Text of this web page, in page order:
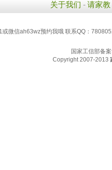
关于我们 - 请家教
微信ah63wz预约我哦 联系QQ：
国家工信部备
Copyright 2007-2013